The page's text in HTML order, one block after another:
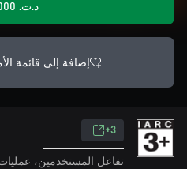
د.ت.‏ 45,000
إضافة إلى قائمة
3+
تفاعل المستخدمين،